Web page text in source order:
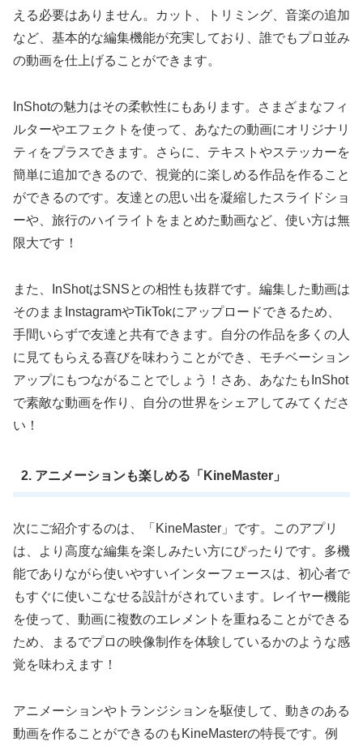
える必要はありません。カット、トリミング、音楽の追加
など、基本的な編集機能が充実しており、誰でもプロ並み
の動画を仕上げることができます。
InShotの魅力はその柔軟性にもあります。さまざまなフィ
ルターやエフェクトを使って、あなたの動画にオリジナリ
ティをプラスできます。さらに、テキストやステッカーを
簡単に追加できるので、視覚的に楽しめる作品を作ること
ができるのです。友達との思い出を凝縮したスライドショ
ーや、旅行のハイライトをまとめた動画など、使い方は無
限大です！
また、InShotはSNSとの相性も抜群です。編集した動画は
そのままInstagramやTikTokにアップロードできるため、
手間いらずで友達と共有できます。自分の作品を多くの人
に見てもらえる喜びを味わうことができ、モチベーション
アップにもつながることでしょう！さあ、あなたもInShot
で素敵な動画を作り、自分の世界をシェアしてみてくださ
い！
2. アニメーションも楽しめる「KineMaster」
次にご紹介するのは、「KineMaster」です。このアプリ
は、より高度な編集を楽しみたい方にぴったりです。多機
能でありながら使いやすいインターフェースは、初心者で
もすぐに使いこなせる設計がされています。レイヤー機能
を使って、動画に複数のエレメントを重ねることができる
ため、まるでプロの映像制作を体験しているかのような感
覚を味わえます！
アニメーションやトランジションを駆使して、動きのある
動画を作ることができるのもKineMasterの特長です。例